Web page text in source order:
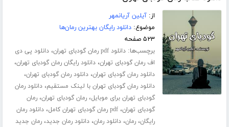
از:آیلین آریانمهر
موضوع:دانلود رایگان بهترین رمان‌ها
۵۲۳ صفحه
برچسب‌ها:دانلود pdf رمان گودبای تهران ،دانلود پی دی
اف رمان گودبای تهران،دانلود رایگان رمان گودبای تهران،
دانلود رمان گودبای تهران،دانلود رمان گودبای تهران،
دانلود رمان گودبای تهران با لینک مستقیم،دانلود رمان
گودبای تهران برای موبایل،رمان گودبای تهران،رمان
گودبای تهران،pdf رمان گودبای تهران کامل ،دانلود رمان
رایگان،رمان،دانلود رمان،دانلود رمان جدید،رمان جدید